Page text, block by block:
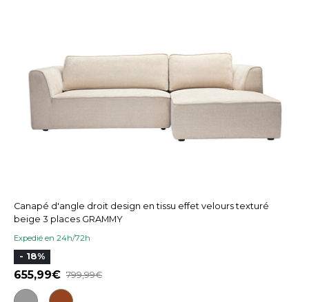
Canapé d'angle droit design en tissu effet velours texturé
beige 3 places GRAMMY
Expedié en 24h/72h
- 18%
655,99 799,99